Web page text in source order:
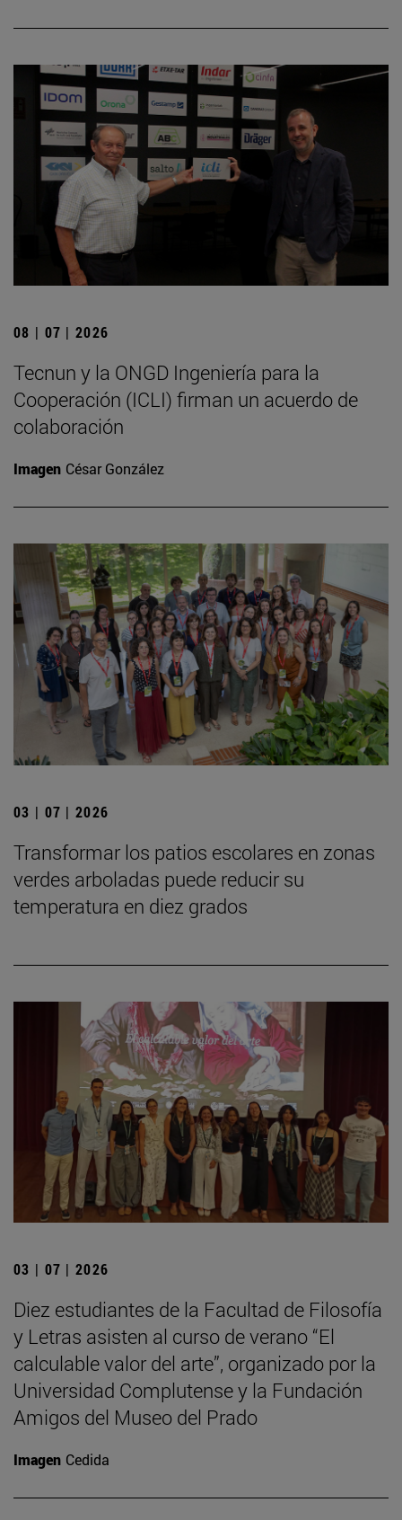
08 | 07 | 2026
Tecnun y la ONGD Ingeniería para la
Cooperación (ICLI) firman un acuerdo de
colaboración
Imagen César González
03 | 07 | 2026
Transformar los patios escolares en zonas
verdes arboladas puede reducir su
temperatura en diez grados
03 | 07 | 2026
Diez estudiantes de la Facultad de Filosofía
y Letras asisten al curso de verano “El
calculable valor del arte”, organizado por la
Universidad Complutense y la Fundación
Amigos del Museo del Prado
Imagen Cedida